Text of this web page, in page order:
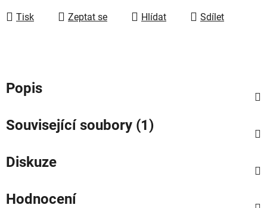
Tisk Zeptat se Hlídat Sdílet
Popis
Související soubory (1)
Diskuze
Hodnocení